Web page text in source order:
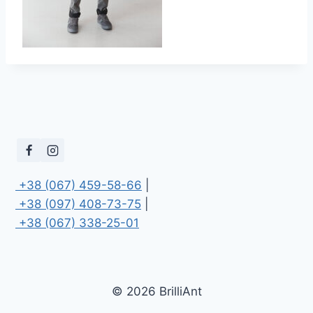
+38 (067) 459-58-66
+38 (097) 408-73-75
+38 (067) 338-25-01
© 2026 BrilliAnt